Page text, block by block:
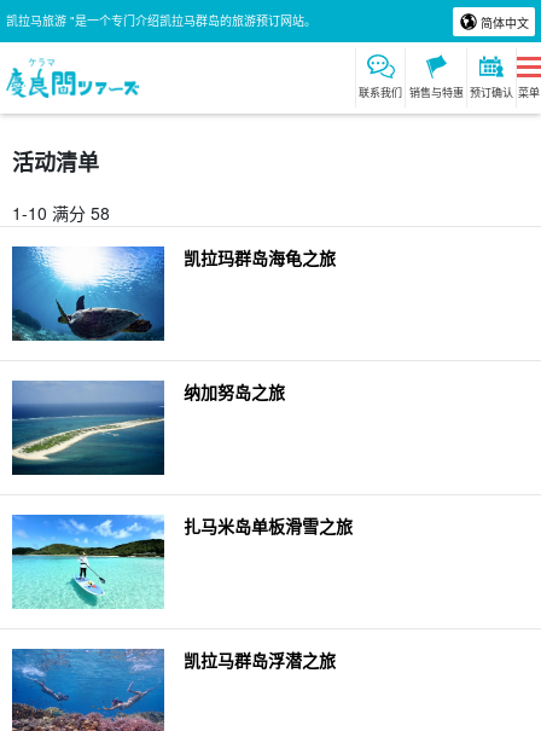
凯拉马旅游 "是一个专门介绍凯拉马群岛的旅游预订网站。 简体中文
联系我们 销售与特惠 预订确认 菜单
活动清单
1-10 满分 58
凯拉玛群岛海龟之旅
纳加努岛之旅
扎马米岛单板滑雪之旅
凯拉马群岛浮潜之旅